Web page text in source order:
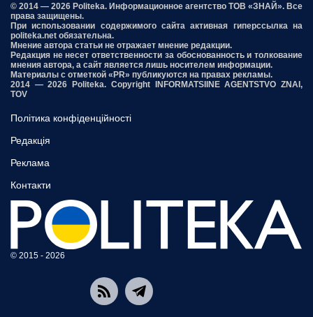
© 2014 — 2026 Politeka. Информационное агентство ТОВ «ЗНАЙ». Все
права защищены.
При использовании содержимого сайта активная гиперссылка на
politeka.net обязательна.
Мнение автора статьи не отражает мнение редакции.
Редакция не несет ответственности за обоснованность и толкование
мнения автора, а сайт является лишь носителем информации.
Материалы с отметкой «PR» публикуются на правах рекламы.
2014 — 2026 Politeka. Copyright INFORMATSIINE AGENTSTVO ZNAI,
TOV
Політика конфіденційності
Редакція
Реклама
Контакти
© 2015 - 2026